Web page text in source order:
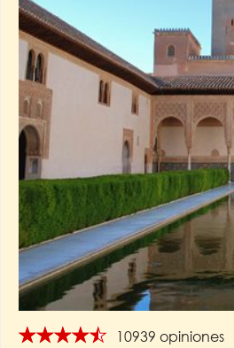
★★★★★ 10939 opiniones